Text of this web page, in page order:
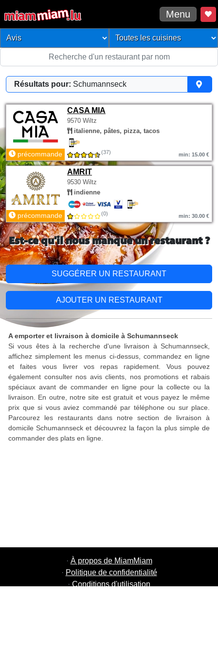
Menu
Résultats pour: Schumannseck
CASA MIA
9570 Wiltz
italienne, pâtes, pizza, tacos
précommande (37) min: 15.00 €
AMRIT
9530 Wiltz
indienne
précommande (0) min: 30.00 €
Est-ce qu'il nous manque un restaurant ?
SUGGÉRER UN RESTAURANT
AJOUTER UN RESTAURANT
A emporter et livraison à domicile à Schumannseck
Si vous êtes à la recherche d'une livraison à Schumannseck,
affichez simplement les menus ci-dessus, commandez en ligne
et faites vous livrer vos repas rapidement. Vous pouvez
également consulter nos avis clients, nos promotions et rabais
spéciaux avant de commander en ligne pour la collecte ou la
livraison. En outre, notre site est gratuit et vous payez le même
prix que si vous aviez commandé par téléphone ou sur place.
Parcourez les restaurants dans notre section de livraison à
domicile Schumannseck et découvrez la façon la plus simple de
commander des plats en ligne.
· À propos de MiamMiam
· Politique de confidentialité
· Conditions d'utilisation